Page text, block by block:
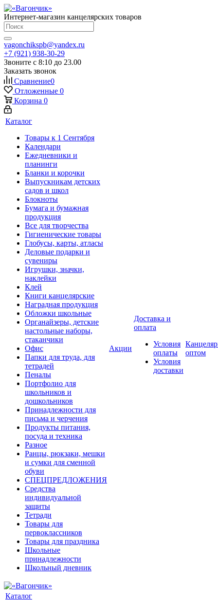
Интернет-магазин канцелярских товаров
vagonchikspb@yandex.ru
+7 (921) 938-30-29
Звоните с 8:10 до 23.00
Заказать звонок
Сравнение0
Отложенные 0
Корзина 0
Каталог
Товары к 1 Сентября
Календари
Ежедневники и
планинги
Бланки и корочки
Выпускникам детских
садов и школ
Блокноты
Бумага и бумажная
продукция
Все для творчества
Гигиенические товары
Глобусы, карты, атласы
Деловые подарки и
сувениры
Игрушки, значки,
наклейки
Клей
Книги канцелярские
Наградная продукция
Обложки школьные
Органайзеры, детские
настольные наборы,
стаканчики
Офис
Папки для труда, для
тетрадей
Пеналы
Портфолио для
школьников и
дошкольников
Принадлежности для
письма и черчения
Продукты питания,
посуда и техника
Разное
Ранцы, рюкзаки, мешки
и сумки для сменной
обуви
СПЕЦПРЕДЛОЖЕНИЯ
Средства
индивидуальной
защиты
Тетради
Товары для
первоклассников
Товары для праздника
Школьные
принадлежности
Школьный дневник
Акции
Доставка и
оплата
Условия
оплаты
Условия
доставки
оптом
Каталог